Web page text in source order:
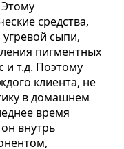
средства,
сыпи,
пигментных
и т.д. Поэтому
клиента, не
в домашнем
время
внутрь